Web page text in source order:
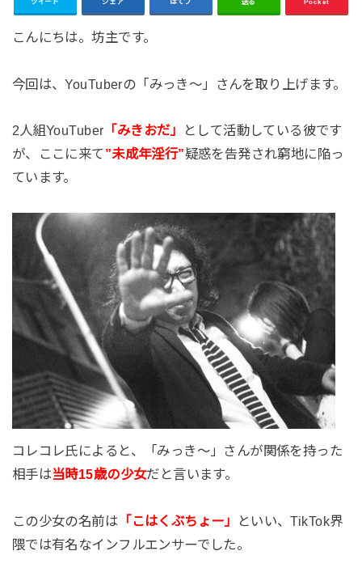
こんにちは。坊主です。
今回は、YouTuberの「みっき～」さんを取り上げます。
2人組YouTuber 「みきおだ」
として活動している彼です
が、ここに来て”未成年淫行”疑惑を告発され窮地に陥っ
ています。
コレコレ氏によると、「みっき～」さんが関係を持った
相手は当時15歳の少女だと言います。
この少女の名前は 「こはくぶちょー」
といい、TikTok界
隈では有名なインフルエンサーでした。